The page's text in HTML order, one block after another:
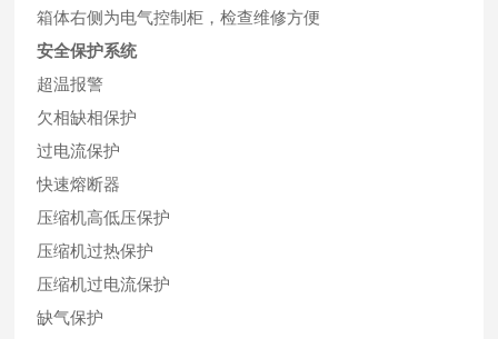
箱体右侧为电气控制柜，检查维修方便
安全保护系统
超温报警
欠相缺相保护
过电流保护
快速熔断器
压缩机高低压保护
压缩机过热保护
压缩机过电流保护
缺气保护